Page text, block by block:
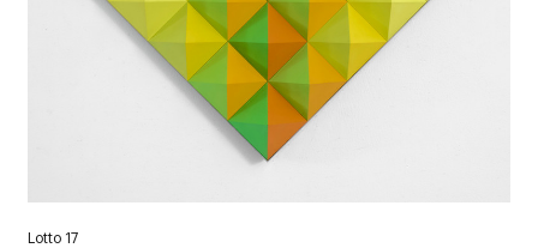
Lotto 17